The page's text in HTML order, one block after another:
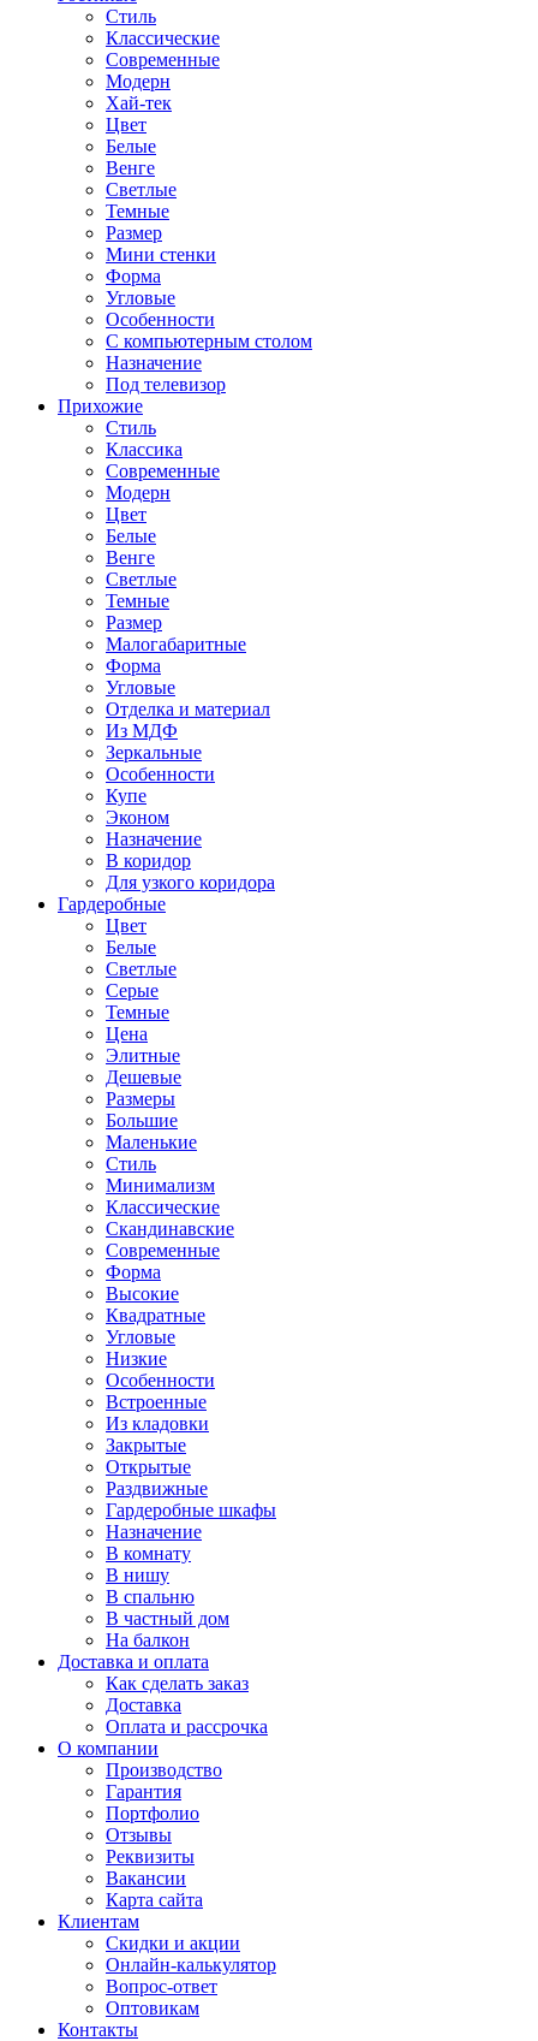
Стиль
Классические
Современные
Модерн
Хай-тек
Цвет
Белые
Венге
Светлые
Темные
Размер
Мини стенки
Форма
Угловые
Особенности
С компьютерным столом
Назначение
Под телевизор
Прихожие
Стиль
Классика
Современные
Модерн
Цвет
Белые
Венге
Светлые
Темные
Размер
Малогабаритные
Форма
Угловые
Отделка и материал
Из МДФ
Зеркальные
Особенности
Купе
Эконом
Назначение
В коридор
Для узкого коридора
Гардеробные
Цвет
Белые
Светлые
Серые
Темные
Цена
Элитные
Дешевые
Размеры
Большие
Маленькие
Стиль
Минимализм
Классические
Скандинавские
Современные
Форма
Высокие
Квадратные
Угловые
Низкие
Особенности
Встроенные
Из кладовки
Закрытые
Открытые
Раздвижные
Гардеробные шкафы
Назначение
В комнату
В нишу
В спальню
В частный дом
На балкон
Доставка и оплата
Как сделать заказ
Доставка
Оплата и рассрочка
О компании
Производство
Гарантия
Портфолио
Отзывы
Реквизиты
Вакансии
Карта сайта
Клиентам
Скидки и акции
Онлайн-калькулятор
Вопрос-ответ
Оптовикам
Контакты